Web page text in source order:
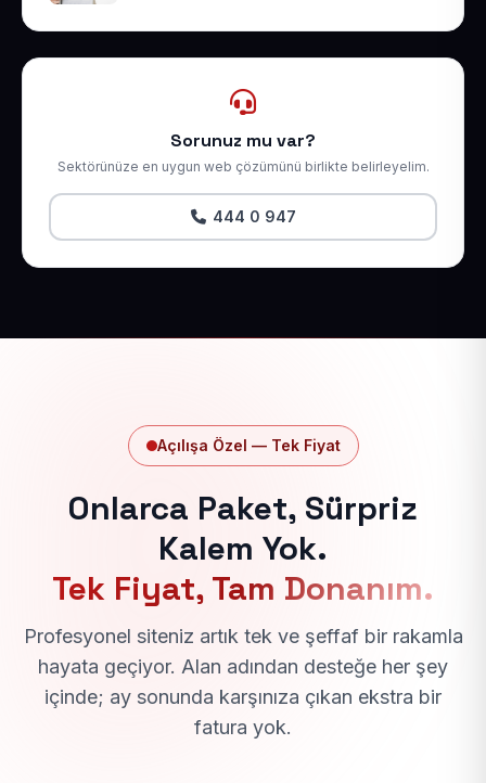
Sorunuz mu var?
Sektörünüze en uygun web çözümünü birlikte belirleyelim.
444 0 947
Açılışa Özel — Tek Fiyat
Onlarca Paket, Sürpriz
Kalem Yok.
Tek Fiyat, Tam Donanım.
Profesyonel siteniz artık tek ve şeffaf bir rakamla
hayata geçiyor. Alan adından desteğe her şey
içinde; ay sonunda karşınıza çıkan ekstra bir
fatura yok.